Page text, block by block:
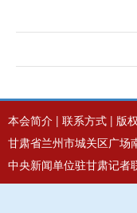
本会简介 | 联系方式 | 版
甘肃省兰州市城关区广
中央新闻单位驻甘肃记者